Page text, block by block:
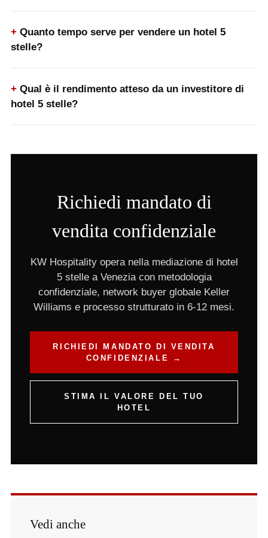
Quanto tempo serve per vendere un hotel 5
stelle?
Qual è il rendimento atteso da un investitore di
hotel 5 stelle?
Richiedi mandato di
vendita confidenziale
KW Hospitality opera nella mediazione di hotel
5 stelle a Venezia con metodologia
confidenziale, network buyer globale Keller
Williams e processo strutturato in 6-12 mesi.
RICHIEDI MANDATO DI VENDITA
CONFIDENZIALE →
STIMA IL VALORE DEL TUO
HOTEL
Vedi anche